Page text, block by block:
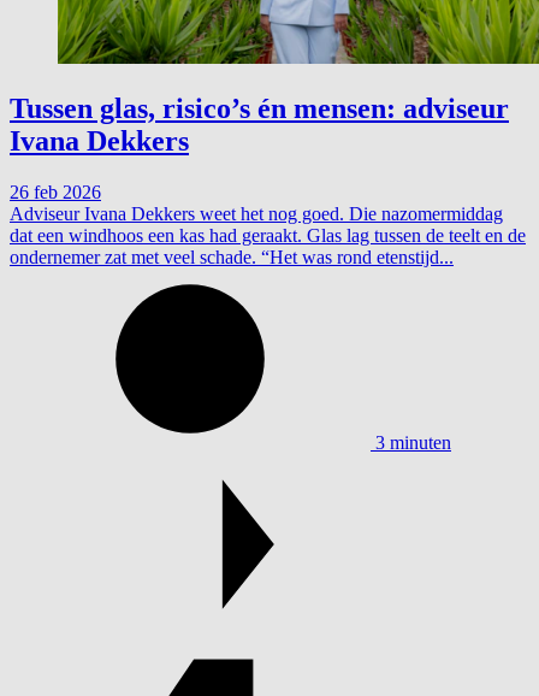
Tussen glas, risico’s én mensen: adviseur
Ivana Dekkers
26 feb 2026
Adviseur Ivana Dekkers weet het nog goed. Die nazomermiddag
dat een windhoos een kas had geraakt. Glas lag tussen de teelt en de
ondernemer zat met veel schade. “Het was rond etenstijd...
3 minuten